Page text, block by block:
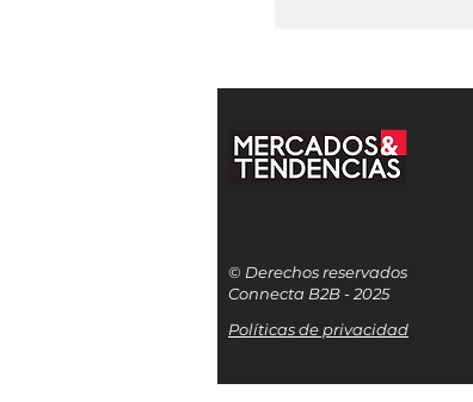
© Derechos reservados
Connecta B2B - 2025
Políticas de privacidad